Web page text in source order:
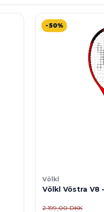
-50%
Völkl
Völkl Vöstra V8
2.199,00 DKK